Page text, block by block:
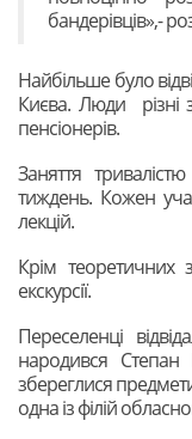
бандерівців»,-
Найбільше було
Києва. Люди різні
пенсіонерів.
Заняття
тиждень. Кожен
лекцій.
Крім теоретичних
екскурсії.
Переселенці
народився
збереглися
одна із філій